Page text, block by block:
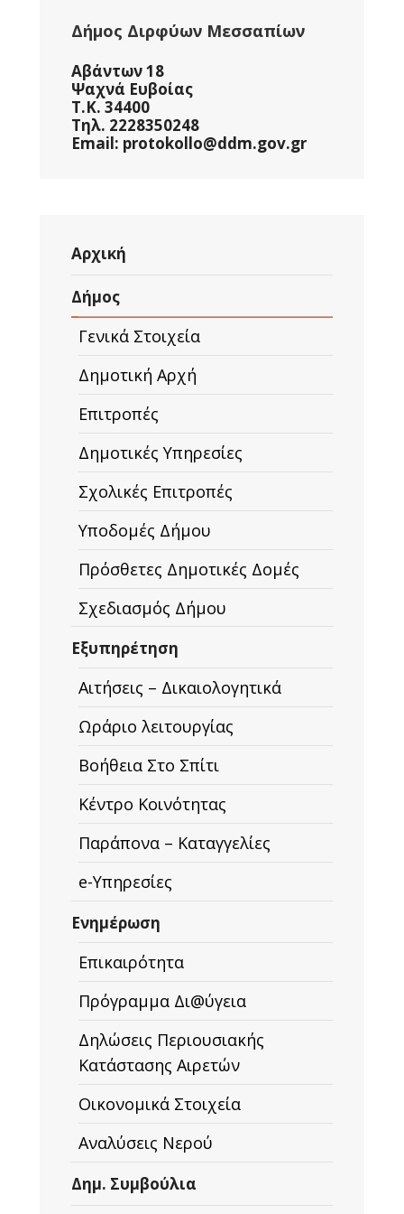
Δήμος Διρφύων Μεσσαπίων
Αβάντων 18
Ψαχνά Ευβοίας
Τ.Κ. 34400
Τηλ. 2228350248
Email: protokollo@ddm.gov.gr
Αρχική
Δήμος
Γενικά Στοιχεία
Δημοτική Αρχή
Επιτροπές
Δημοτικές Υπηρεσίες
Σχολικές Επιτροπές
Υποδομές Δήμου
Πρόσθετες Δημοτικές Δομές
Σχεδιασμός Δήμου
Εξυπηρέτηση
Αιτήσεις – Δικαιολογητικά
Ωράριο λειτουργίας
Βοήθεια Στο Σπίτι
Κέντρο Κοινότητας
Παράπονα – Καταγγελίες
e-Υπηρεσίες
Ενημέρωση
Επικαιρότητα
Πρόγραμμα Δι@ύγεια
Δηλώσεις Περιουσιακής
Κατάστασης Αιρετών
Οικονομικά Στοιχεία
Αναλύσεις Νερού
Δημ. Συμβούλια